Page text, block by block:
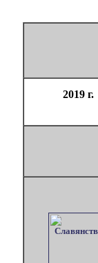
2019 г.